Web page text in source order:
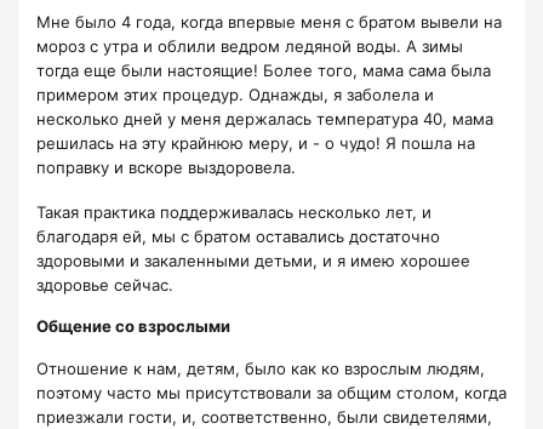
Мне было 4 года, когда впервые меня с братом вывели на
мороз с утра и облили ведром ледяной воды. А зимы
тогда еще были настоящие! Более того, мама сама была
примером этих процедур. Однажды, я заболела и
несколько дней у меня держалась температура 40, мама
решилась на эту крайнюю меру, и - о чудо! Я пошла на
поправку и вскоре выздоровела.
Такая практика поддерживалась несколько лет, и
благодаря ей, мы с братом оставались достаточно
здоровыми и закаленными детьми, и я имею хорошее
здоровье сейчас.
Общение со взрослыми
Отношение к нам, детям, было как ко взрослым людям,
поэтому часто мы присутствовали за общим столом, когда
приезжали гости, и, соответственно, были свидетелями,